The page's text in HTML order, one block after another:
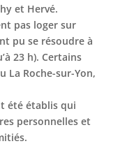
et Hervé.
pas loger sur
pu se résoudre à
23 h). Certains
La Roche-sur-Yon,
été établis qui
personnelles et